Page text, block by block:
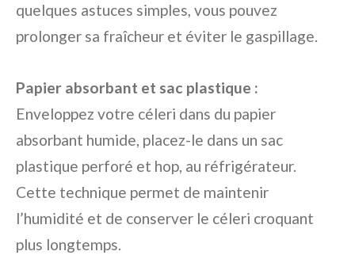
quelques astuces simples, vous pouvez
prolonger sa fraîcheur et éviter le gaspillage.
Papier absorbant et sac plastique :
Enveloppez votre céleri dans du papier
absorbant humide, placez-le dans un sac
plastique perforé et hop, au réfrigérateur.
Cette technique permet de maintenir
l’humidité et de conserver le céleri croquant
plus longtemps.